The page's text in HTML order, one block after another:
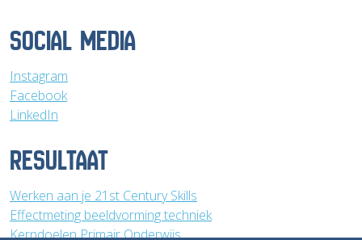
SOCIAL MEDIA
Instagram
Facebook
LinkedIn
RESULTAAT
Werken aan je 21st Century Skills
Effectmeting beeldvorming techniek
Kerndoelen Primair Onderwijs